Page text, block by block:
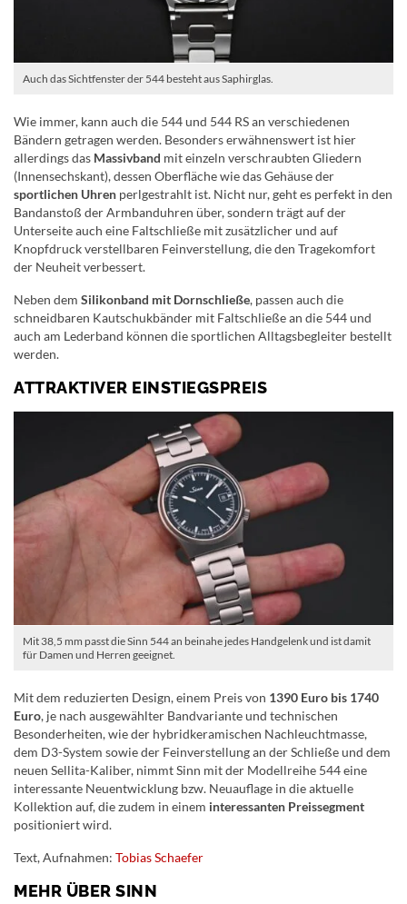
Auch das Sichtfenster der 544 besteht aus Saphirglas.
Wie immer, kann auch die 544 und 544 RS an verschiedenen
Bändern getragen werden. Besonders erwähnenswert ist hier
allerdings das Massivband mit einzeln verschraubten Gliedern
(Innensechskant), dessen Oberfläche wie das Gehäuse der
sportlichen Uhren perlgestrahlt ist. Nicht nur, geht es perfekt in den
Bandanstoß der Armbanduhren über, sondern trägt auf der
Unterseite auch eine Faltschließe mit zusätzlicher und auf
Knopfdruck verstellbaren Feinverstellung, die den Tragekomfort
der Neuheit verbessert.
Neben dem Silikonband mit Dornschließe, passen auch die
schneidbaren Kautschukbänder mit Faltschließe an die 544 und
auch am Lederband können die sportlichen Alltagsbegleiter bestellt
werden.
ATTRAKTIVER EINSTIEGSPREIS
Mit 38,5 mm passt die Sinn 544 an beinahe jedes Handgelenk und ist damit
für Damen und Herren geeignet.
Mit dem reduzierten Design, einem Preis von 1390 Euro bis 1740
Euro, je nach ausgewählter Bandvariante und technischen
Besonderheiten, wie der hybridkeramischen Nachleuchtmasse,
dem D3-System sowie der Feinverstellung an der Schließe und dem
neuen Sellita-Kaliber, nimmt Sinn mit der Modellreihe 544 eine
interessante Neuentwicklung bzw. Neuauflage in die aktuelle
Kollektion auf, die zudem in einem interessanten Preissegment
positioniert wird.
Text, Aufnahmen: Tobias Schaefer
MEHR ÜBER SINN